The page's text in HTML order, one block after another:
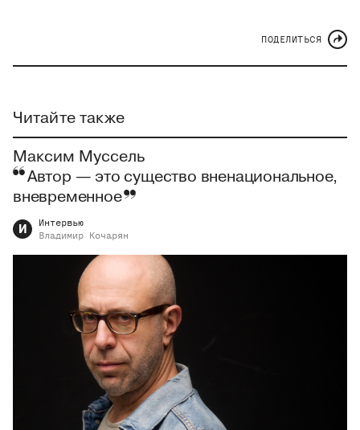
ПОДЕЛИТЬСЯ
Читайте также
Максим Муссель
Автор — это существо вненациональное,
вневременное
И
Интервью
Владимир
Кочарян